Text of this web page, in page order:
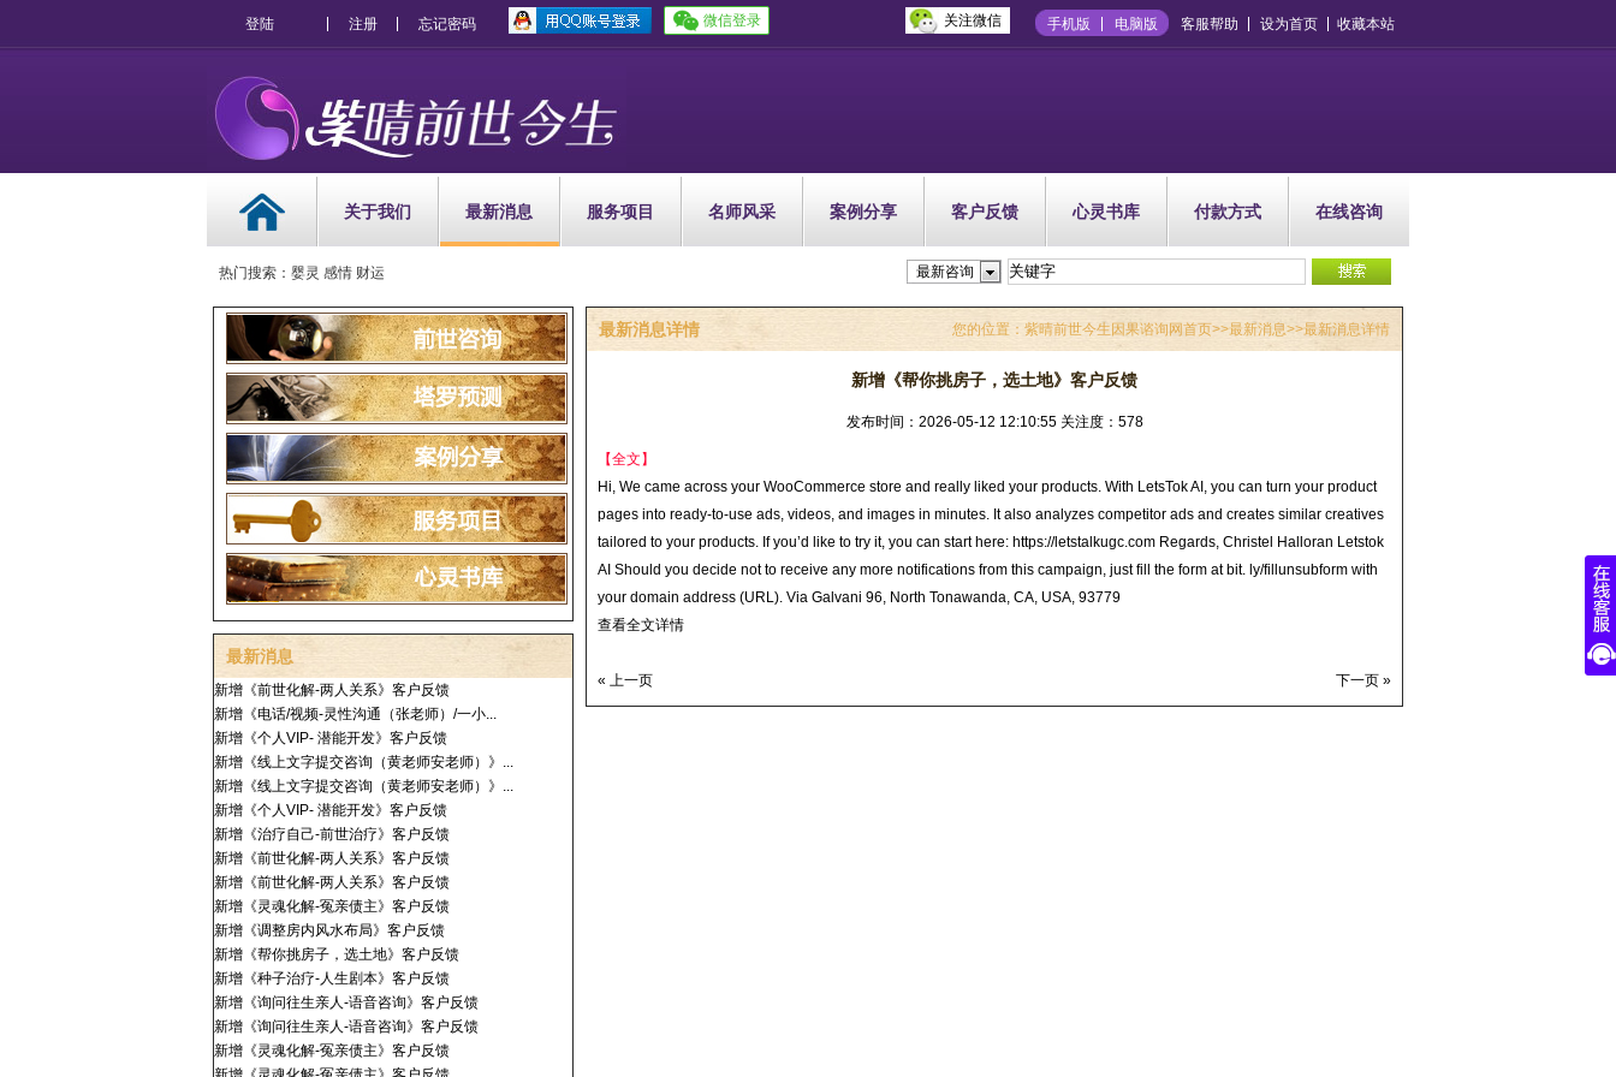
登陆 注册 忘记密码 微信登录 关注微信 手机版 电脑版 客服帮助 设为首页 收藏本站
关于我们 最新消息 服务项目 名师风采 案例分享 客户反馈 心灵书库 付款方式 在线咨询
热门搜索：婴灵 感情 财运 最新咨询
最新消息
新增《前世化解-两人关系》客户反馈
新增《电话/视频-灵性沟通（张老师）/一小...
新增《个人VIP- 潜能开发》客户反馈
新增《线上文字提交咨询（黄老师安老师）》...
新增《线上文字提交咨询（黄老师安老师）》...
新增《个人VIP- 潜能开发》客户反馈
新增《治疗自己-前世治疗》客户反馈
新增《前世化解-两人关系》客户反馈
新增《前世化解-两人关系》客户反馈
新增《灵魂化解-冤亲债主》客户反馈
新增《调整房内风水布局》客户反馈
新增《帮你挑房子，选土地》客户反馈
新增《种子治疗-人生剧本》客户反馈
新增《询问往生亲人-语音咨询》客户反馈
新增《询问往生亲人-语音咨询》客户反馈
新增《灵魂化解-冤亲债主》客户反馈
您的位置： 紫晴前世今生因果谘询网首页>>最新消息>>最新消息详情
最新消息详情
新增《帮你挑房子，选土地》客户反馈
发布时间：2026-05-12 12:10:55 关注度：578
【全文】
Hi, We came across your WooCommerce store and really liked your products. With LetsTok AI, you can turn your product
pages into ready-to-use ads, videos, and images in minutes. It also analyzes competitor ads and creates similar creatives
tailored to your products. If you’d like to try it, you can start here: https://letstalkugc.com Regards, Christel Halloran Letstok
AI Should you decide not to receive any more notifications from this campaign, just fill the form at bit. ly/fillunsubform with
your domain address (URL). Via Galvani 96, North Tonawanda, CA, USA, 93779
查看全文详情
« 上一页 下一页 »